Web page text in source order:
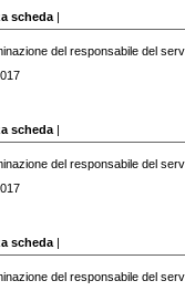
scheda |
del responsabile del
scheda |
del responsabile del
scheda |
del responsabile del